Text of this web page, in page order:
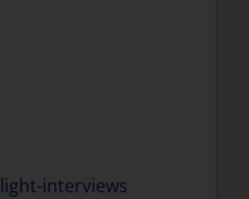
interviews